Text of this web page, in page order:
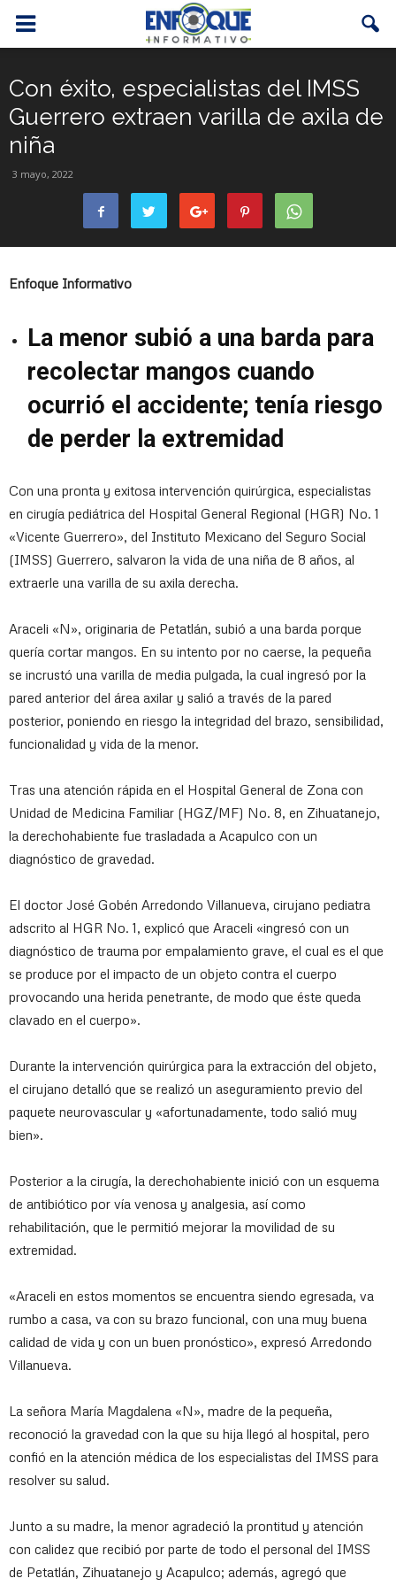
Con éxito, especialistas del IMSS
Guerrero extraen varilla de axila de
niña
3 mayo, 2022
Enfoque Informativo
La menor subió a una barda para
recolectar mangos cuando
ocurrió el accidente; tenía riesgo
de perder la extremidad
Con una pronta y exitosa intervención quirúrgica, especialistas
en cirugía pediátrica del Hospital General Regional (HGR) No. 1
«Vicente Guerrero», del Instituto Mexicano del Seguro Social
(IMSS) Guerrero, salvaron la vida de una niña de 8 años, al
extraerle una varilla de su axila derecha.
Araceli «N», originaria de Petatlán, subió a una barda porque
quería cortar mangos. En su intento por no caerse, la pequeña
se incrustó una varilla de media pulgada, la cual ingresó por la
pared anterior del área axilar y salió a través de la pared
posterior, poniendo en riesgo la integridad del brazo, sensibilidad,
funcionalidad y vida de la menor.
Tras una atención rápida en el Hospital General de Zona con
Unidad de Medicina Familiar (HGZ/MF) No. 8, en Zihuatanejo,
la derechohabiente fue trasladada a Acapulco con un
diagnóstico de gravedad.
El doctor José Gobén Arredondo Villanueva, cirujano pediatra
adscrito al HGR No. 1, explicó que Araceli «ingresó con un
diagnóstico de trauma por empalamiento grave, el cual es el que
se produce por el impacto de un objeto contra el cuerpo
provocando una herida penetrante, de modo que éste queda
clavado en el cuerpo».
Durante la intervención quirúrgica para la extracción del objeto,
el cirujano detalló que se realizó un aseguramiento previo del
paquete neurovascular y «afortunadamente, todo salió muy
bien».
Posterior a la cirugía, la derechohabiente inició con un esquema
de antibiótico por vía venosa y analgesia, así como
rehabilitación, que le permitió mejorar la movilidad de su
extremidad.
«Araceli en estos momentos se encuentra siendo egresada, va
rumbo a casa, va con su brazo funcional, con una muy buena
calidad de vida y con un buen pronóstico», expresó Arredondo
Villanueva.
La señora María Magdalena «N», madre de la pequeña,
reconoció la gravedad con la que su hija llegó al hospital, pero
confió en la atención médica de los especialistas del IMSS para
resolver su salud.
Junto a su madre, la menor agradeció la prontitud y atención
con calidez que recibió por parte de todo el personal del IMSS
de Petatlán, Zihuatanejo y Acapulco; además, agregó que